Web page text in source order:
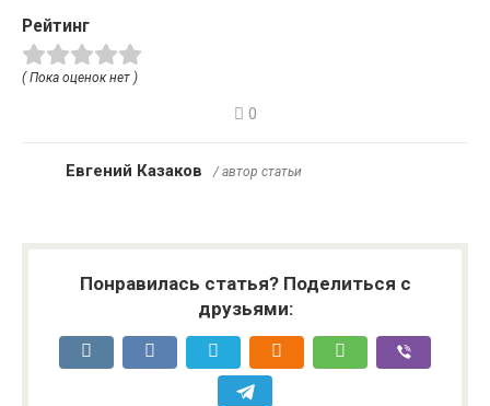
Рейтинг
( Пока оценок нет )
0
Евгений Казаков / автор статьи
Понравилась статья? Поделиться с
друзьями: